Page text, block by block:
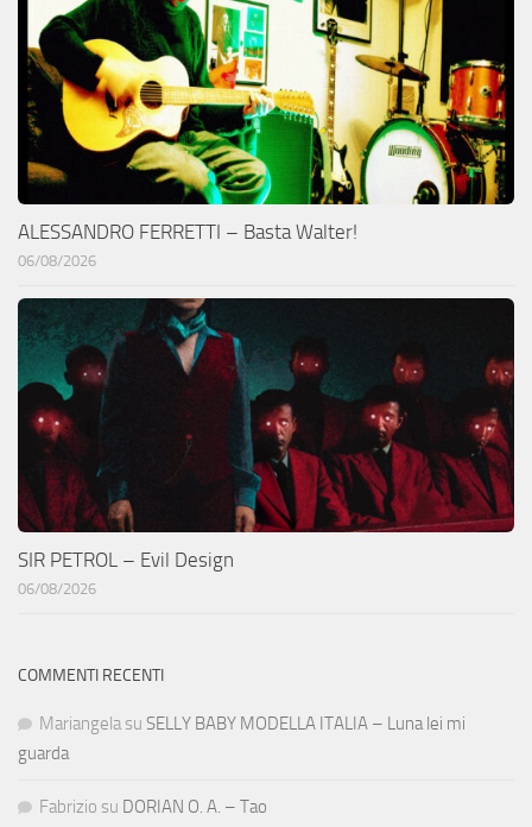
ALESSANDRO FERRETTI – Basta Walter!
06/08/2026
SIR PETROL – Evil Design
06/08/2026
COMMENTI RECENTI
Mariangela su SELLY BABY MODELLA ITALIA – Luna lei mi
guarda
Fabrizio su DORIAN O. A. – Tao